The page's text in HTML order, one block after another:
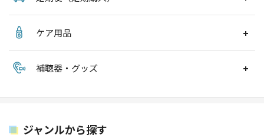
ケア用品
補聴器・グッズ
ジャンルから探す